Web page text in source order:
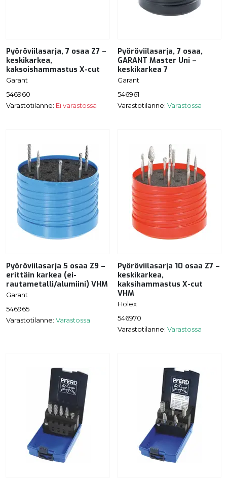
Pyöröviilasarja, 7 osaa Z7 –
keskikarkea,
kaksoishammastus X-cut
Garant
546960
Varastotilanne: Ei varastossa
Pyöröviilasarja, 7 osaa,
GARANT Master Uni –
keskikarkea 7
Garant
546961
Varastotilanne: Varastossa
Pyöröviilasarja 5 osaa Z9 –
erittäin karkea (ei-
rautametalli/alumiini) VHM
Garant
546965
Varastotilanne: Varastossa
Pyöröviilasarja 10 osaa Z7 –
keskikarkea,
kaksihammastus X-cut
VHM
Holex
546970
Varastotilanne: Varastossa